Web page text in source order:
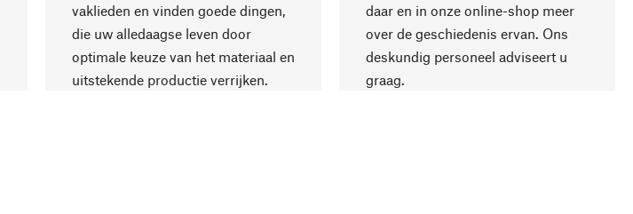
vaklieden en vinden goede dingen,
die uw alledaagse leven door
optimale keuze van het materiaal en
uitstekende productie verrijken.
daar en in onze online-shop meer
over de geschiedenis ervan. Ons
deskundig personeel adviseert u
graag.
Naar boven